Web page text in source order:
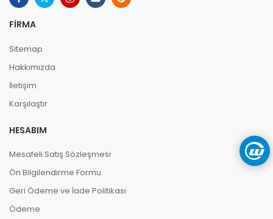
FIRMA
Sitemap
Hakkımızda
İletişim
Karşılaştır
HESABIM
Mesafeli Satış Sözleşmesi
Ön Bilgilendirme Formu
Geri Ödeme ve İade Politikası
Ödeme